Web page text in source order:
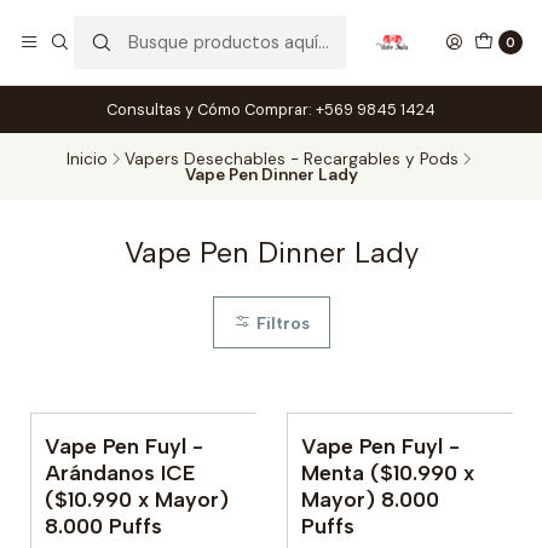
0
Consultas y Cómo Comprar: +569 9845 1424
Inicio Vapers Desechables - Recargables y Pods
Vape Pen Dinner Lady
Vape Pen Dinner Lady
Filtros
No disponible
Vape Pen Fuyl -
Arándanos ICE
($10.990 x Mayor)
8.000 Puffs
No disponible
Vape Pen Fuyl -
Menta ($10.990 x
Mayor) 8.000
Puffs